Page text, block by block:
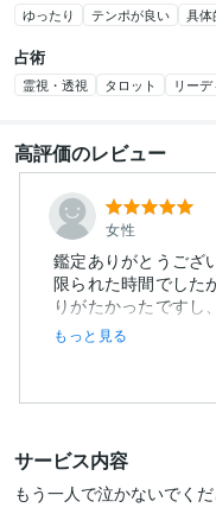
ゆったり テンポが良い 具体
占術
霊視・透視 タロット リー
高評価のレビュー
女性
鑑定ありがとうござ
限られた時間でした
りがたかったですし
もっと見る
サービス内容
もう一人で泣かないでくだ